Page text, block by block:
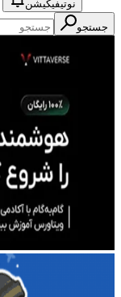
نوتیفیکیشن
جستجو